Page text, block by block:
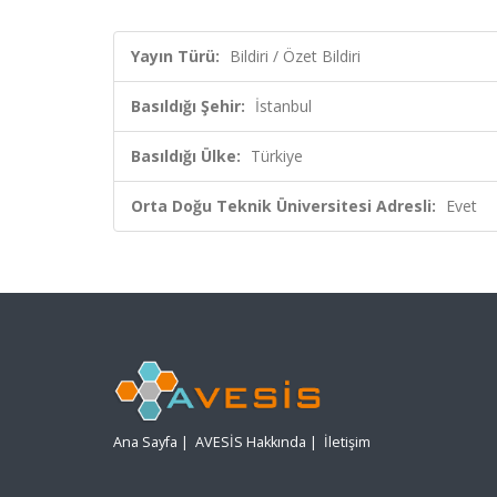
Yayın Türü: Bildiri / Özet Bildiri
Basıldığı Şehir: İstanbul
Basıldığı Ülke: Türkiye
Orta Doğu Teknik Üniversitesi Adresli: Evet
Ana Sayfa | AVESİS Hakkında | İletişim